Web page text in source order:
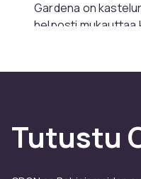
Gardena on
helposti mukauttaa
sprinklereihin.
vihreänä ja
Tutustu